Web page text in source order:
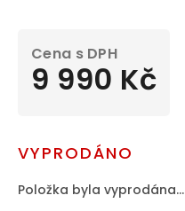
9 990 Kč
VYPRODÁNO
Položka byla vyprodána…